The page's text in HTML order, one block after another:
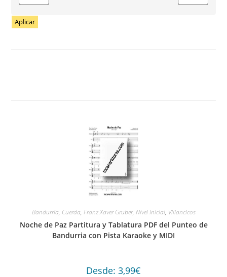
Aplicar
Bandurría, Cuerda, Franz Xaver Gruber, Nivel Inicial, Villancicos
Noche de Paz Partitura y Tablatura PDF del Punteo de
Bandurria con Pista Karaoke y MIDI
Desde: 3,99€